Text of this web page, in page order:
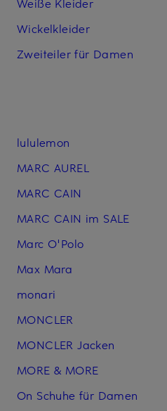
Wickelkleider
Zweiteiler für Damen
lululemon
MARC AUREL
MARC CAIN
MARC CAIN im SALE
Marc O'Polo
Max Mara
monari
MONCLER
MONCLER Jacken
MORE & MORE
On Schuhe für Damen